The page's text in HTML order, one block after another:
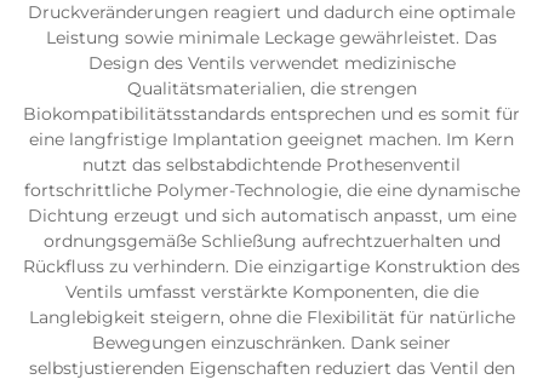
Druckveränderungen reagiert und dadurch eine optimale
Leistung sowie minimale Leckage gewährleistet. Das
Design des Ventils verwendet medizinische
Qualitätsmaterialien, die strengen
Biokompatibilitätsstandards entsprechen und es somit für
eine langfristige Implantation geeignet machen. Im Kern
nutzt das selbstabdichtende Prothesenventil
fortschrittliche Polymer-Technologie, die eine dynamische
Dichtung erzeugt und sich automatisch anpasst, um eine
ordnungsgemäße Schließung aufrechtzuerhalten und
Rückfluss zu verhindern. Die einzigartige Konstruktion des
Ventils umfasst verstärkte Komponenten, die die
Langlebigkeit steigern, ohne die Flexibilität für natürliche
Bewegungen einzuschränken. Dank seiner
selbstjustierenden Eigenschaften reduziert das Ventil den